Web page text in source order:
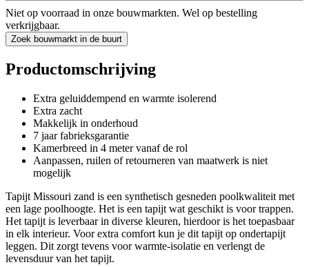
Niet op voorraad in onze bouwmarkten. Wel op bestelling
verkrijgbaar.
Zoek bouwmarkt in de buurt
Productomschrijving
Extra geluiddempend en warmte isolerend
Extra zacht
Makkelijk in onderhoud
7 jaar fabrieksgarantie
Kamerbreed in 4 meter vanaf de rol
Aanpassen, ruilen of retourneren van maatwerk is niet
mogelijk
Tapijt Missouri zand is een synthetisch gesneden poolkwaliteit met
een lage poolhoogte. Het is een tapijt wat geschikt is voor trappen.
Het tapijt is leverbaar in diverse kleuren, hierdoor is het toepasbaar
in elk interieur. Voor extra comfort kun je dit tapijt op ondertapijt
leggen. Dit zorgt tevens voor warmte-isolatie en verlengt de
levensduur van het tapijt.